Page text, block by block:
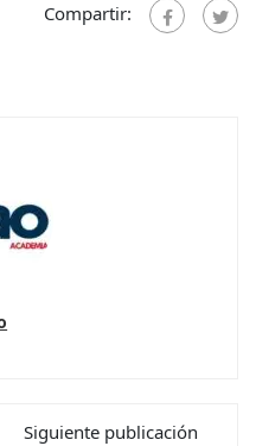
Compartir:
Siguiente publicación